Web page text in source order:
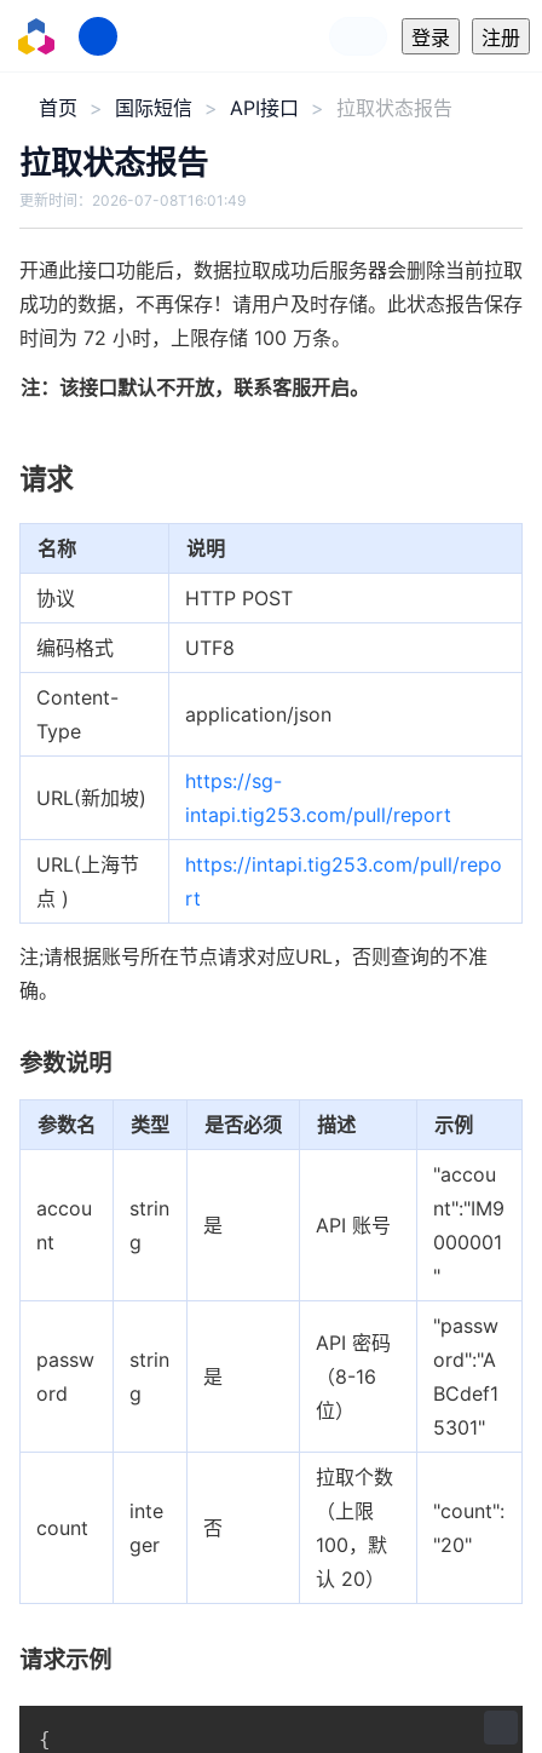
登录 注册
首页 国际短信 API接口 拉取状态报告
拉取状态报告
更新时间： 2026-07-08T16:01:49
开通此接口功能后，数据拉取成功后服务器会删除当前拉取
成功的数据，不再保存！请用户及时存储。此状态报告保存
时间为 72 小时，上限存储 100 万条。
注：该接口默认不开放，联系客服开启。
请求
名称 说明
协议 HTTP POST
编码格式 UTF8
Content-
Type
application/json
URL(新加坡)
https://sg-
intapi.tig253.com/pull/report
URL(上海节
点 )
https://intapi.tig253.com/pull/repo
rt
注;请根据账号所在节点请求对应URL，否则查询的不准
确。
参数说明
参数名 类型 是否必须 描述 示例
accou
nt
strin
g
是 API 账号
"accou
nt":"IM9
000001
"
passw
ord
strin
g
是
API 密码
（8-16
位）
"passw
ord":"A
BCdef1
5301"
count
inte
ger
否
拉取个数
（上限
100，默
认 20）
"count":
"20"
请求示例
{